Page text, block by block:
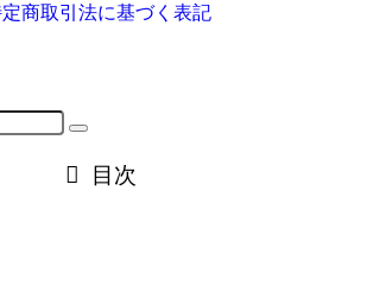
商取引法に基づく表記
目次